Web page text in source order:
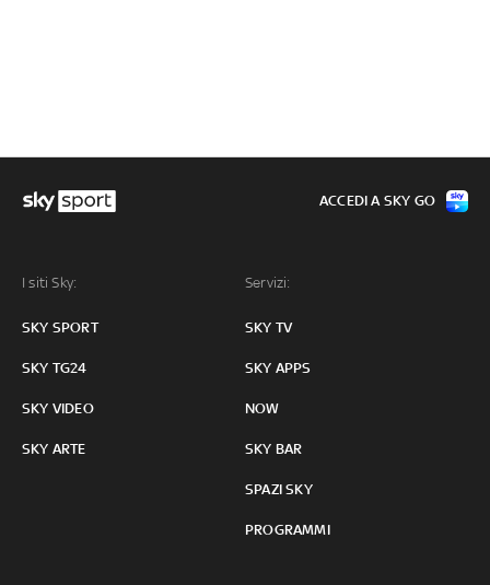
I siti Sky:
SKY SPORT
SKY TG24
SKY VIDEO
SKY ARTE
Servizi:
SKY TV
SKY APPS
NOW
SKY BAR
SPAZI SKY
PROGRAMMI
ACCEDI A SKY GO